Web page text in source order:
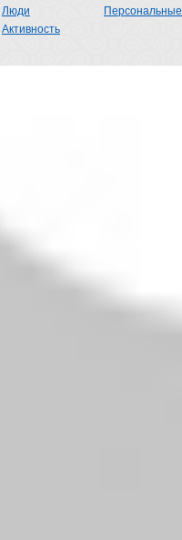
Люди
Активность
Персональные